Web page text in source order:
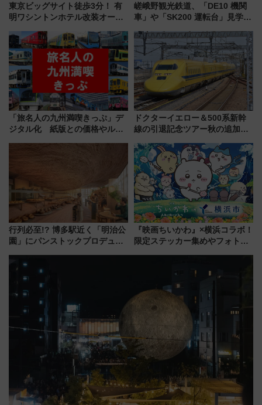
東京ビッグサイト徒歩3分！ 有
明ワシントンホテル改装オープ
客室」や海鮮丼が人気の朝食ビ
ュッフェを現地レポ
嵯峨野観光鉄道、「DE10 機関
車」や「SK200 運転台」見学ツ
トの一環で激レア体験できちゃ
うかも 参加方法やスケジュール
をご紹介
「旅名人の九州満喫きっぷ」デ
ジタル化 紙版との価格やルー
ドクターイエロー＆500系新幹
線の引退記念ツアー秋の追加企
ホテル情報まとめ
行列必至!? 博多駅近く「明治公
園」にパンストックプロデュー
オープン 秋からはビストロ営業
も！
『映画ちいかわ』×横浜コラボ！
限定ステッカー集めやフォトス
募は7/12まで！）